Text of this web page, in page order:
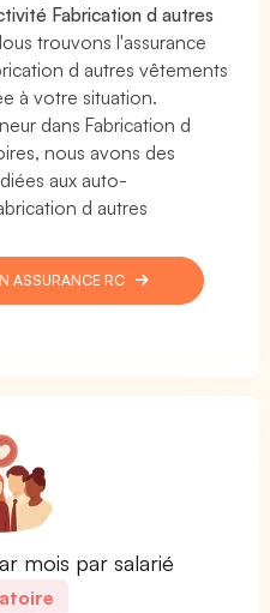
Fabrication d autres
trouvons l'assurance
d autres vêtements
à votre situation.
dans Fabrication d
nous avons des
aux auto-
d autres
ASSURANCE RC
mois par salarié